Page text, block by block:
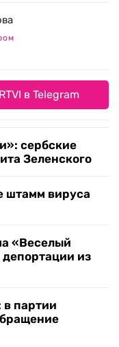
в Telegram
сербские
Зеленского
штамм вируса
«Веселый
из
в партии